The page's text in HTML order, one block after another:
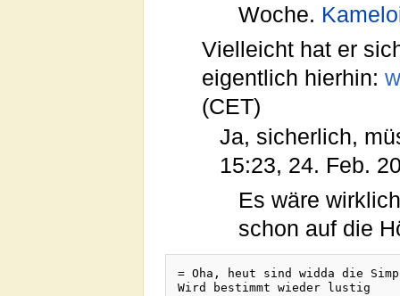
Woche.
Vielleicht hat er
eigentlich hierhin:
(CET)
Ja, sicherlich,
15:23, 24. Feb.
Es wäre
schon auf die
= Oha, heut sind widda die
Wird bestimmt wieder lustig